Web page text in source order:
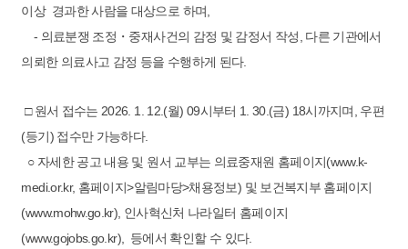
이상 경과한 사람을 대상으로 하며,
- 의료분쟁 조정・중재사건의 감정 및 감정서 작성, 다른 기관에서
의뢰한 의료사고 감정 등을 수행하게 된다.
□ 원서 접수는 2026. 1. 12.(월) 09시부터 1. 30.(금) 18시까지며, 우편
(등기) 접수만 가능하다.
○ 자세한 공고 내용 및 원서 교부는 의료중재원 홈페이지(www.k-
medi.or.kr, 홈페이지>알림마당>채용정보) 및 보건복지부 홈페이지
(www.mohw.go.kr), 인사혁신처 나라일터 홈페이지
(www.gojobs.go.kr), 등에서 확인할 수 있다.